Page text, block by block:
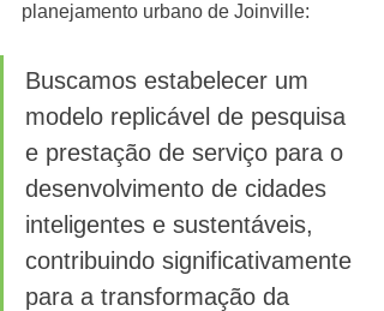
planejamento urbano de Joinville:
Buscamos estabelecer um
modelo replicável de pesquisa
e prestação de serviço para o
desenvolvimento de cidades
inteligentes e sustentáveis,
contribuindo significativamente
para a transformação da